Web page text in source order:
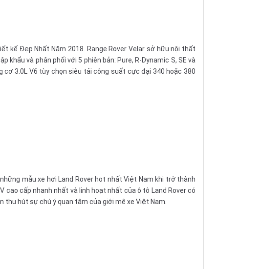
kế Đẹp Nhất Năm 2018. Range Rover Velar sở hữu nội thất
và phân phối với 5 phiên bản: Pure, R-Dynamic S, SE và
cơ 3.0L V6 tùy chọn siêu tải công suất cực đại 340 hoặc 380
mẫu xe hơi Land Rover hot nhất Việt Nam khi trở thành
cao cấp nhanh nhất và linh hoạt nhất của ô tô Land Rover có
thu hút sự chú ý quan tâm của giới mê xe Việt Nam.